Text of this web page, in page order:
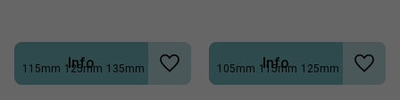
Lägg till i önskelista
Info
115mm 125mm 135mm Lägg
Info
105mm 115mm 125mm